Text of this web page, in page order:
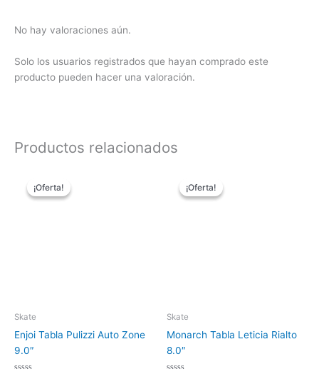
No hay valoraciones aún.
Solo los usuarios registrados que hayan comprado este
producto pueden hacer una valoración.
Productos relacionados
¡Oferta!
¡Oferta!
Skate
Enjoi Tabla Pulizzi Auto Zone
9.0″
precio
original
¡Oferta!
¡Oferta!
Skate
Monarch Tabla Leticia Rialto
8.0″
precio
original